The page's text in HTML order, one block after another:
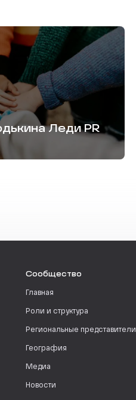
Леди PR
Сообщество
Главная
Роли и структура
Региональные представители
География
Медиа
Новости